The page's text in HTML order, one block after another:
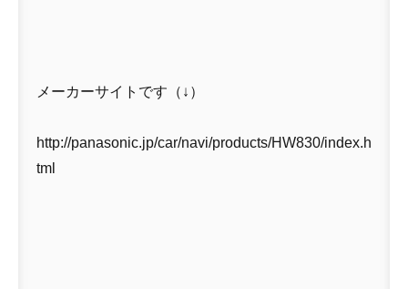
メーカーサイトです（↓）
http://panasonic.jp/car/navi/products/HW830/index.h
tml